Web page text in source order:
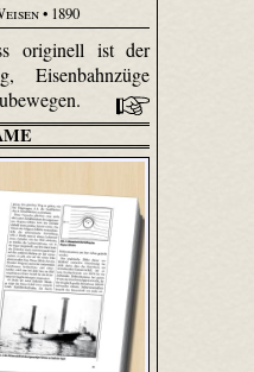
• 1890
originell ist der
Eisenbahnzüge